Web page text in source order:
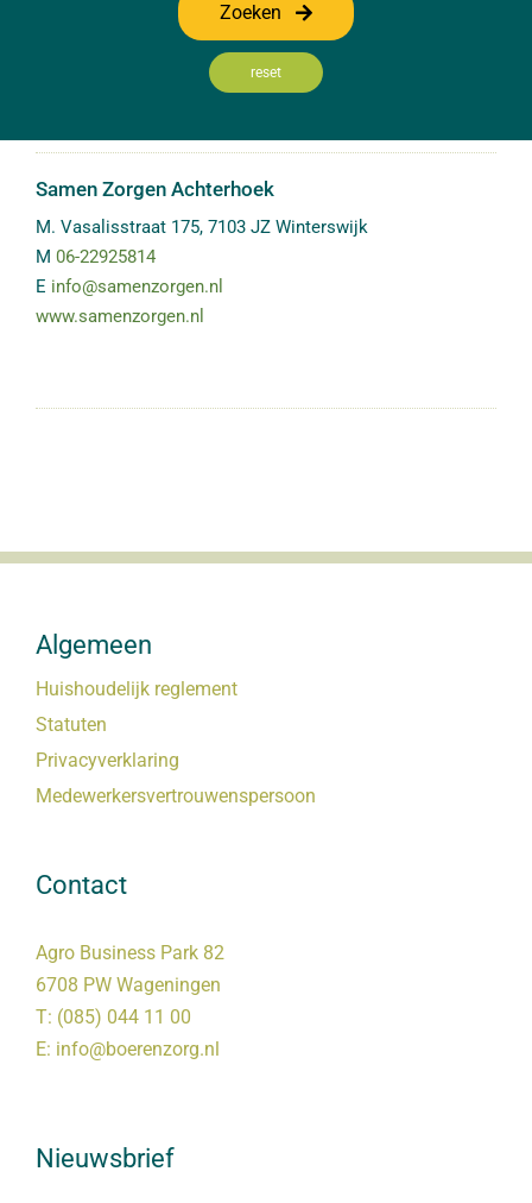
Zoeken
reset
Samen Zorgen Achterhoek
M. Vasalisstraat 175, 7103 JZ Winterswijk
M 06-22925814
E info@samenzorgen.nl
www.samenzorgen.nl
Algemeen
Huishoudelijk reglement
Statuten
Privacyverklaring
Medewerkersvertrouwenspersoon
Contact
Agro Business Park 82
6708 PW Wageningen
T: (085) 044 11 00
E: info@boerenzorg.nl
Nieuwsbrief